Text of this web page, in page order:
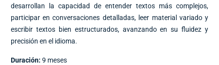
desarrollan la capacidad de entender textos más complejos,
participar en conversaciones detalladas, leer material variado y
escribir textos bien estructurados, avanzando en su fluidez y
precisión en el idioma.
Duración: 9 meses